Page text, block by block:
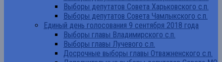
Выборы депутатов Совета Харьковского с.п.
Выборы депутатов Совета Чамлыкского с.п.
Единый день голосования 9 сентября 2018 года
Выборы главы Владимирского с.п.
Выборы главы Лучевого с.п.
Досрочные выборы главы Отважненского с.п.